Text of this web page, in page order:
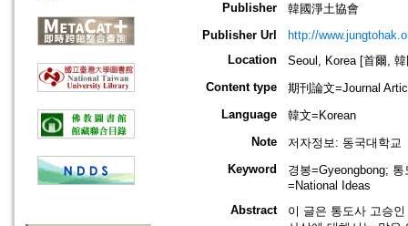
Publisher
韓國淨土協會
Publisher Url
http://
Location
Seoul, Korea [首爾,
Content type
期刊論文=Journal
Language
韓文=Korean
Note
저자정보: 동국대학교
Keyword
경봉=Gyeongbong;
=National Ideas
Abstract
이 글은 통도사 고승